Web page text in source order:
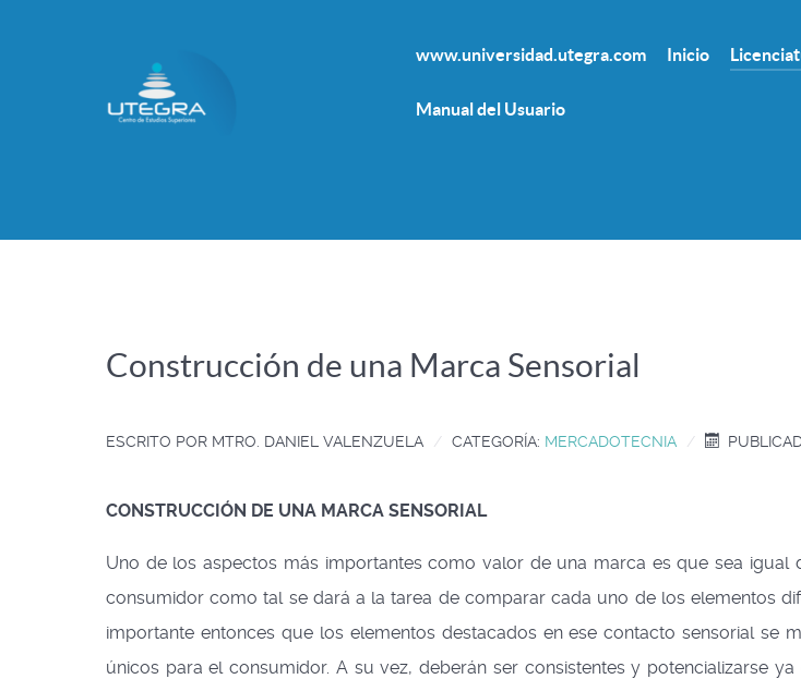
www.universidad.utegra.com Inicio
Manual del Usuario
Construcción de una Marca Sensorial
ESCRITO POR MTRO. DANIEL VALENZUELA CATEGORÍA: MERCADOTECNIA
CONSTRUCCIÓN DE UNA MARCA SENSORIAL
Uno de los aspectos más importantes como valor de una marca es que sea igual
consumidor como tal se dará a la tarea de comparar cada uno de los elementos
importante entonces que los elementos destacados en ese contacto sensorial se
únicos para el consumidor. A su vez, deberán ser consistentes y potencializarse